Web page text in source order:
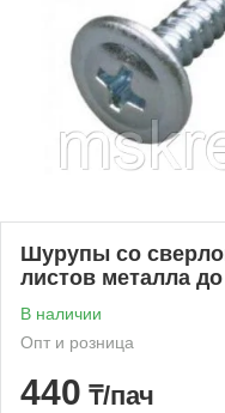
Шурупы со
листов металла
В наличии
Опт и розница
440 ₸/пач